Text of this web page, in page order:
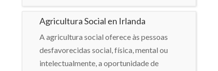
Agricultura Social en Irlanda
A agricultura social oferece às pessoas
desfavorecidas social, física, mental ou
intelectualmente, a oportunidade de